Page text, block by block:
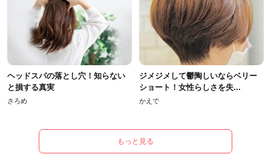
ヘッドスパの落とし穴！知らない
と損する真実
さろめ
ジメジメして鬱陶しいならベリー
ショート！女性らしさを失...
かえで
もっと見る